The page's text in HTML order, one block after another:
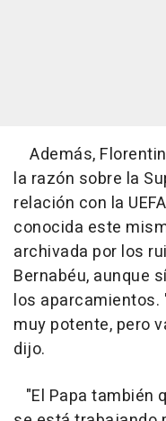
Además,
la razón sobre la
relación con la
conocida este
archivada por los
Bernabéu, aunque
los aparcamientos.
muy potente, pero
dijo.
"El Papa también